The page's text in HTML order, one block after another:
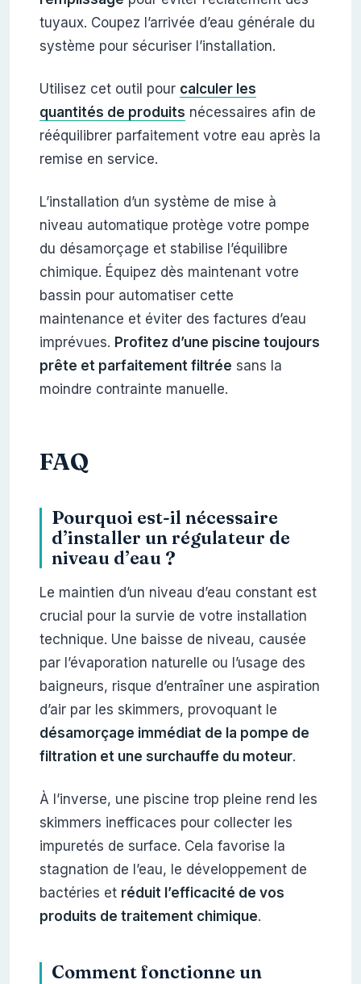
tuyaux. Coupez l’arrivée d’eau générale du
système pour sécuriser l’installation.
Utilisez cet outil pour calculer les
quantités de produits nécessaires afin de
rééquilibrer parfaitement votre eau après la
remise en service.
L’installation d’un système de mise à
niveau automatique protège votre pompe
du désamorçage et stabilise l’équilibre
chimique. Équipez dès maintenant votre
bassin pour automatiser cette
maintenance et éviter des factures d’eau
imprévues. Profitez d’une piscine toujours
prête et parfaitement filtrée sans la
moindre contrainte manuelle.
FAQ
Pourquoi est-il nécessaire
d’installer un régulateur de
niveau d’eau ?
Le maintien d’un niveau d’eau constant est
crucial pour la survie de votre installation
technique. Une baisse de niveau, causée
par l’évaporation naturelle ou l’usage des
baigneurs, risque d’entraîner une aspiration
d’air par les skimmers, provoquant le
désamorçage immédiat de la pompe de
filtration et une surchauffe du moteur.
À l’inverse, une piscine trop pleine rend les
skimmers inefficaces pour collecter les
impuretés de surface. Cela favorise la
stagnation de l’eau, le développement de
bactéries et réduit l’efficacité de vos
produits de traitement chimique.
Comment fonctionne un